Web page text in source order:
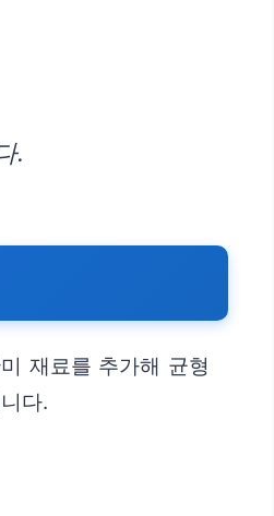
.
재료를 추가해 균형
다.